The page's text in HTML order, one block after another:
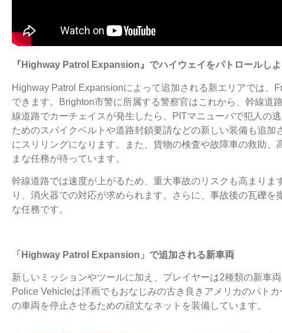
『 Highway Patrol Expansion 』でハイウェイをパトロールしよ
Highway Patrol Expansionによって追加される新エリアでは、
できます。Brighton市警に所属する警察官はこれから、幹線道
線道路でカーチェイスが発生したら、PITマニューバで犯人の
ためのスパイクベルトや道路封鎖要請などの新しい装備も追加
にスリリングになります。また、貨物の検査や故障車の救助
まな任務が待っています。
幹線道路では速度が上がるため、重大事故のリスクも高まりま
り、消火器での対応が求められます。さらに、事故後の瓦礫
な任務です。
「Highway Patrol Expansion」で追加される新車両
新しいミッションやツールに加え、プレイヤーは2種類の新車
Police Vehicleは洋画でもおなじみの古き良きアメリカのパト
の車両を停止させるための頑丈なネットを装備しています。